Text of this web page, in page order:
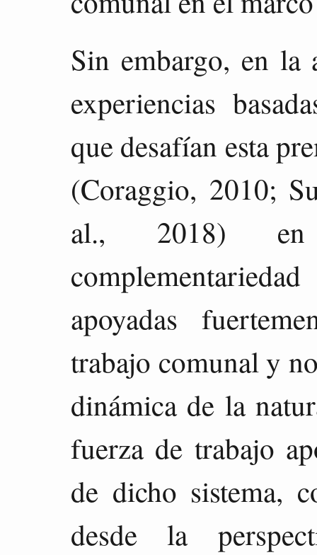
Sin embargo, en la
experiencias
que desafían esta
(Coraggio, 2010;
al., 2018)
apoyadas
trabajo comunal y
dinámica de la
fuerza de trabajo
de dicho sistema,
desde la